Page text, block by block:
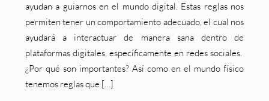
ayudan a guiarnos en el mundo digital. Estas reglas nos
permiten tener un comportamiento adecuado, el cual nos
ayudará a interactuar de manera sana dentro de
plataformas digitales, específicamente en redes sociales.
¿Por qué son importantes? Así como en el mundo físico
tenemos reglas que […]